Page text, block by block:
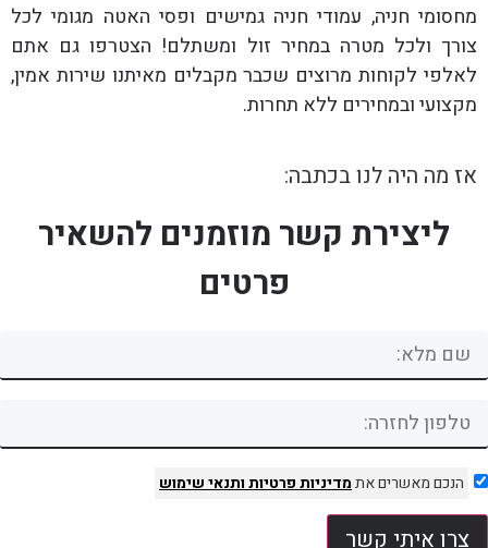
מחסומי חניה, עמודי חניה גמישים ופסי האטה מגומי לכל
צורך ולכל מטרה במחיר זול ומשתלם! הצטרפו גם אתם
לאלפי לקוחות מרוצים שכבר מקבלים מאיתנו שירות אמין,
מקצועי ובמחירים ללא תחרות.
אז מה היה לנו בכתבה:
ליצירת קשר מוזמנים להשאיר
פרטים
הנכם מאשרים אתמדיניות פרטיותותנאי שימוש
צרו איתי קשר